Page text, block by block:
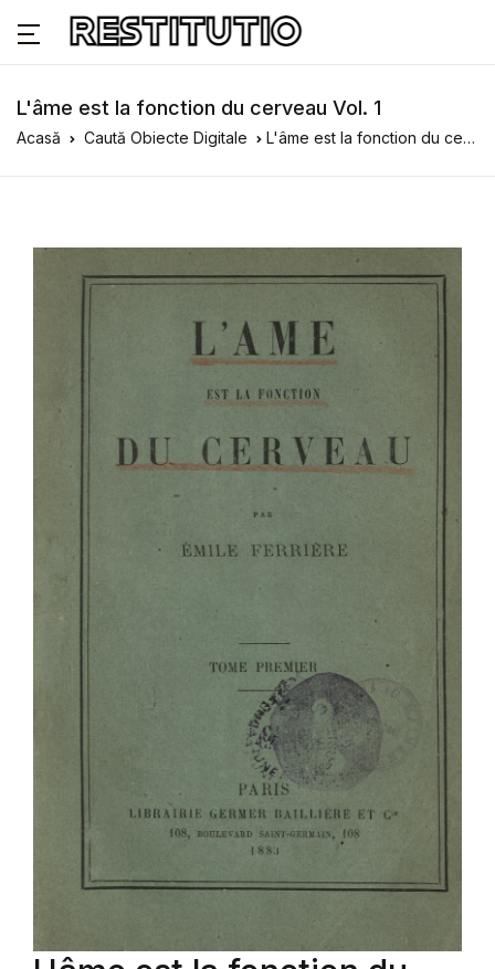
L'âme est la fonction du cerveau Vol. 1
Acasă Caută Obiecte Digitale L'âme est la fonction du cerveau Vol. 1